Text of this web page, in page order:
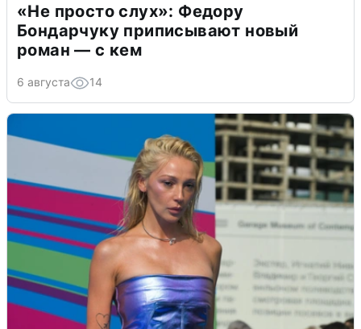
«Не просто слух»: Федору
Бондарчуку приписывают новый
роман — с кем
6 августа 14